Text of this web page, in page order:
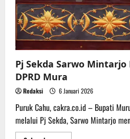
Pj Sekda Sarwo
DPRD Mura
Redaksi 6 Januari 2026
Puruk Cahu, cakra.co.id – Bupati
melalui Pj Sekda, Sarwo Mintarjo